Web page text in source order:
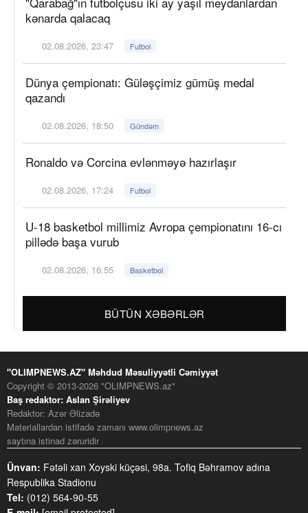
kənarda qalacaq
02.08.2026, 23:47 Futbol
Dünya çempionatı: Güləşçimiz gümüş medal
qazandı
02.08.2026, 18:50 Gündəm
Ronaldo və Corcina evlənməyə hazırlaşır
02.08.2026, 17:24 Futbol
U-18 basketbol millimiz Avropa çempionatını 16-cı
pillədə başa vurub
02.08.2026, 16:55 Basketbol
BÜTÜN XƏBƏRLƏR
"OLIMPNEWS.AZ" Məhdud Məsuliyyətli Cəmiyyət
Copyright © 2013-2026 "OLIMPNEWS.az"
Baş redaktor: Aslan Şirəliyev
Redaktor: Azər Əlizadə
Materiallardan istifadə zamanı www.olimpnews.az
saytına istinad zəruridir
Ünvan: Fətəli xan Xoyski küçəsi, 98a. Tofiq Bəhramov adına
Respublika Stadionu
Tel: (012) 564-90-55